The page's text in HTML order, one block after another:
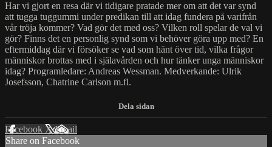
Har vi gjort en resa där vi tidigare pratade mer om att det var synd
att tugga tuggummi under predikan till att idag fundera på varifrån
vår tröja kommer? Vad gör det med oss? Vilken roll spelar de val vi
gör? Finns det en personlig synd som vi behöver göra upp med? En
eftermiddag där vi försöker se vad som hänt över tid, vilka frågor
människor brottas med i själavården och hur tänker unga människor
idag? Programledare: Andreas Wessman. Medverkande: Ulrik
Josefsson, Chatrine Carlson m.fl.
Facebook XEmail
Share on Facebook